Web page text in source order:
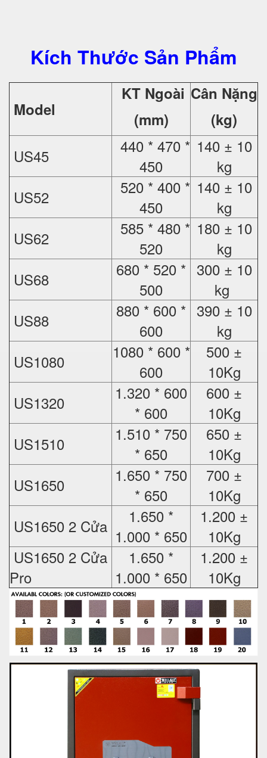
Kích Thước Sản Phẩm
Model
KT Ngoài
(mm)
Cân Nặng
(kg)
US45
440 * 470 *
450
140 ± 10
kg
US52
520 * 400 *
450
140 ± 10
kg
US62
585 * 480 *
520
180 ± 10
kg
US68
680 * 520 *
500
300 ± 10
kg
US88
880 * 600 *
600
390 ± 10
kg
US1080
1080 * 600 *
600
500 ±
10Kg
US1320
1.320 * 600
* 600
600 ±
10Kg
US1510
1.510 * 750
* 650
650 ±
10Kg
US1650
1.650 * 750
* 650
700 ±
10Kg
US1650 2 Cửa
1.650 *
1.000 * 650
1.200 ±
10Kg
US1650 2 Cửa
Pro
1.650 *
1.000 * 650
1.200 ±
10Kg